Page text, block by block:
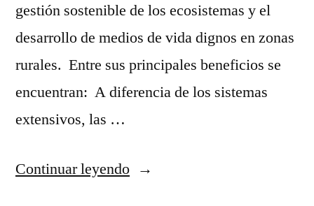
gestión sostenible de los ecosistemas y el
desarrollo de medios de vida dignos en zonas
rurales. Entre sus principales beneficios se
encuentran: A diferencia de los sistemas
extensivos, las …
Continuar leyendo“¿Cuáles